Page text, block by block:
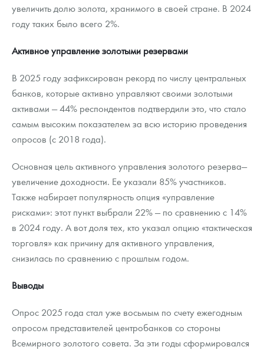
увеличить долю золота, хранимого в своей стране. В 2024
году таких было всего 2%.
Активное управление золотыми резервами
В 2025 году зафиксирован рекорд по числу центральных
банков, которые активно управляют своими золотыми
активами — 44% респондентов подтвердили это, что стало
самым высоким показателем за всю историю проведения
опросов (с 2018 года).
Основная цель активного управления золотого резерва—
увеличение доходности. Ее указали 85% участников.
Также набирает популярность опция «управление
рисками»: этот пункт выбрали 22% — по сравнению с 14%
в 2024 году. А вот доля тех, кто указал опцию «тактическая
торговля» как причину для активного управления,
снизилась по сравнению с прошлым годом.
Выводы
Опрос 2025 года стал уже восьмым по счету ежегодным
опросом представителей центробанков со стороны
Всемирного золотого совета. За эти годы сформировался